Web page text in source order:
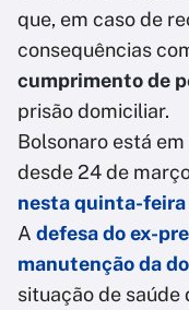
que, em caso de
consequências
cumprimento de
prisão domiciliar.
Bolsonaro está
desde 24 de
nesta quinta-feira
A defesa do ex-
manutenção da
situação de saúde